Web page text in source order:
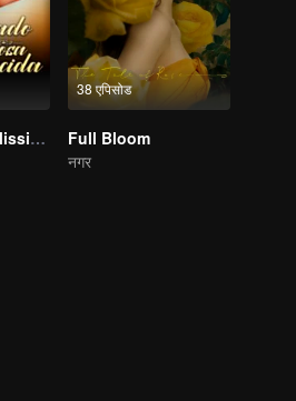
Bound to My Missing Wife
38 एपिसोड
Full Bloom
नगर